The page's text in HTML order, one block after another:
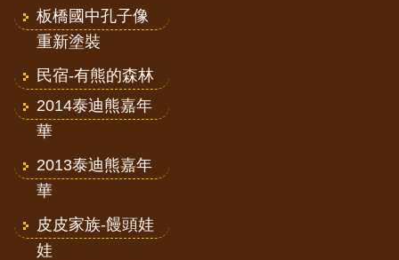
板橋國中孔子像
重新塗裝
民宿-有熊的森林
2014泰迪熊嘉年
華
2013泰迪熊嘉年
華
皮皮家族-饅頭娃
娃